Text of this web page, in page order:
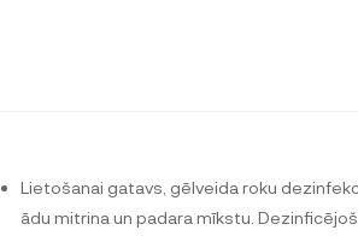
Lietošanai gatavs, gēlveida roku
ādu mitrina un padara mīkstu.